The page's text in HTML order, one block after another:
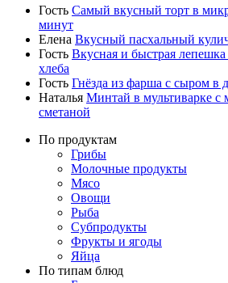
Гость Самый вкусный торт в
минут
Елена Вкусный пасхальный
Гость Вкусная и быстрая лепешка
хлеба
Гость Гнёзда из фарша с сыром в
Наталья Минтай в мультиварке с
сметаной
По продуктам
Грибы
Молочные продукты
Мясо
Овощи
Рыба
Субпродукты
Фрукты и ягоды
Яйца
По типам блюд